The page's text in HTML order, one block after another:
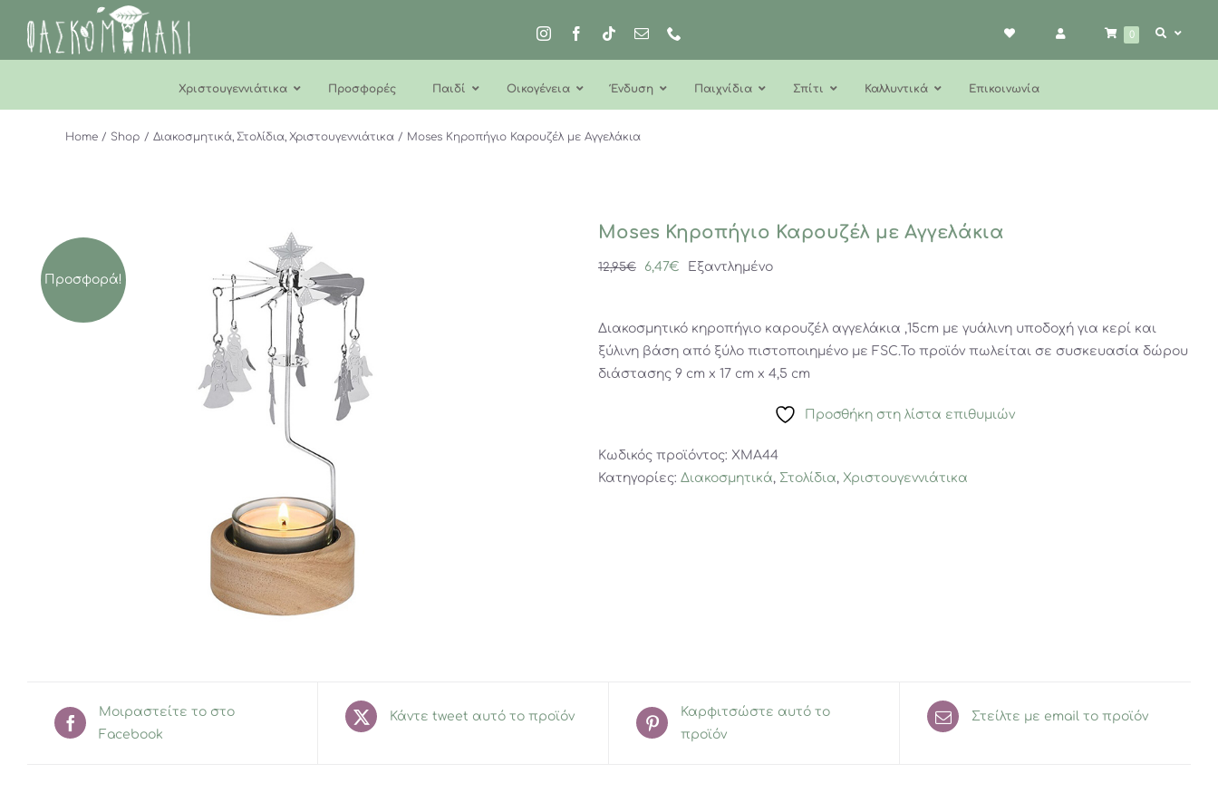
περιεχόμενο
0
Χριστουγεννιάτικα Προσφορές Παιδί Οικογένεια Ένδυση Παιχνίδια Σπίτι Καλλυντικά Επικοινωνία
Home Shop Διακοσμητικά Στολίδια Χριστουγεννιάτικα Moses Κηροπήγιο Καρουζέλ με Αγγελάκια
Προσφορά!
Moses Κηροπήγιο Καρουζέλ με Αγγελάκια
12,95€
Original
12,95€.
6,47€ Η
είναι:
6,47€.
Εξαντλημένο
Διακοσμητικό κηροπήγιο καρουζέλ αγγελάκια ,15cm με γυάλινη υποδοχή για κερί και
ξύλινη βάση από ξύλο πιστοποιημένο με FSC.Το προϊόν πωλείται σε συσκευασία δώρου
διάστασης 9 cm x 17 cm x 4,5 cm
Προσθήκη στη λίστα επιθυμιών
Κωδικός προϊόντος: XMA44
Κατηγορίες: Διακοσμητικά, Στολίδια, Χριστουγεννιάτικα
Μοιραστείτε το στο
Facebook
Κάντε tweet αυτό το προϊόν
Καρφιτσώστε αυτό το
προϊόν
Στείλτε με email το προϊόν